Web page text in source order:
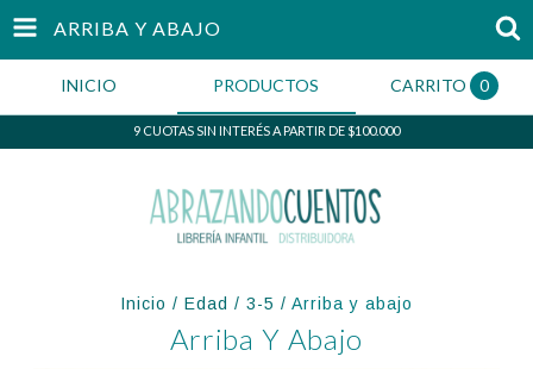
ARRIBA Y ABAJO
INICIO PRODUCTOS CARRITO 0
9 CUOTAS SIN INTERÉS A PARTIR DE $100.000
Inicio / Edad / 3-5 / Arriba y abajo
Arriba Y Abajo